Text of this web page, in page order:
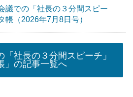
議での「社長の３分間スピー
帳（2026年7月8日号）
「社長の３分間スピーチ」
」の記事一覧へ